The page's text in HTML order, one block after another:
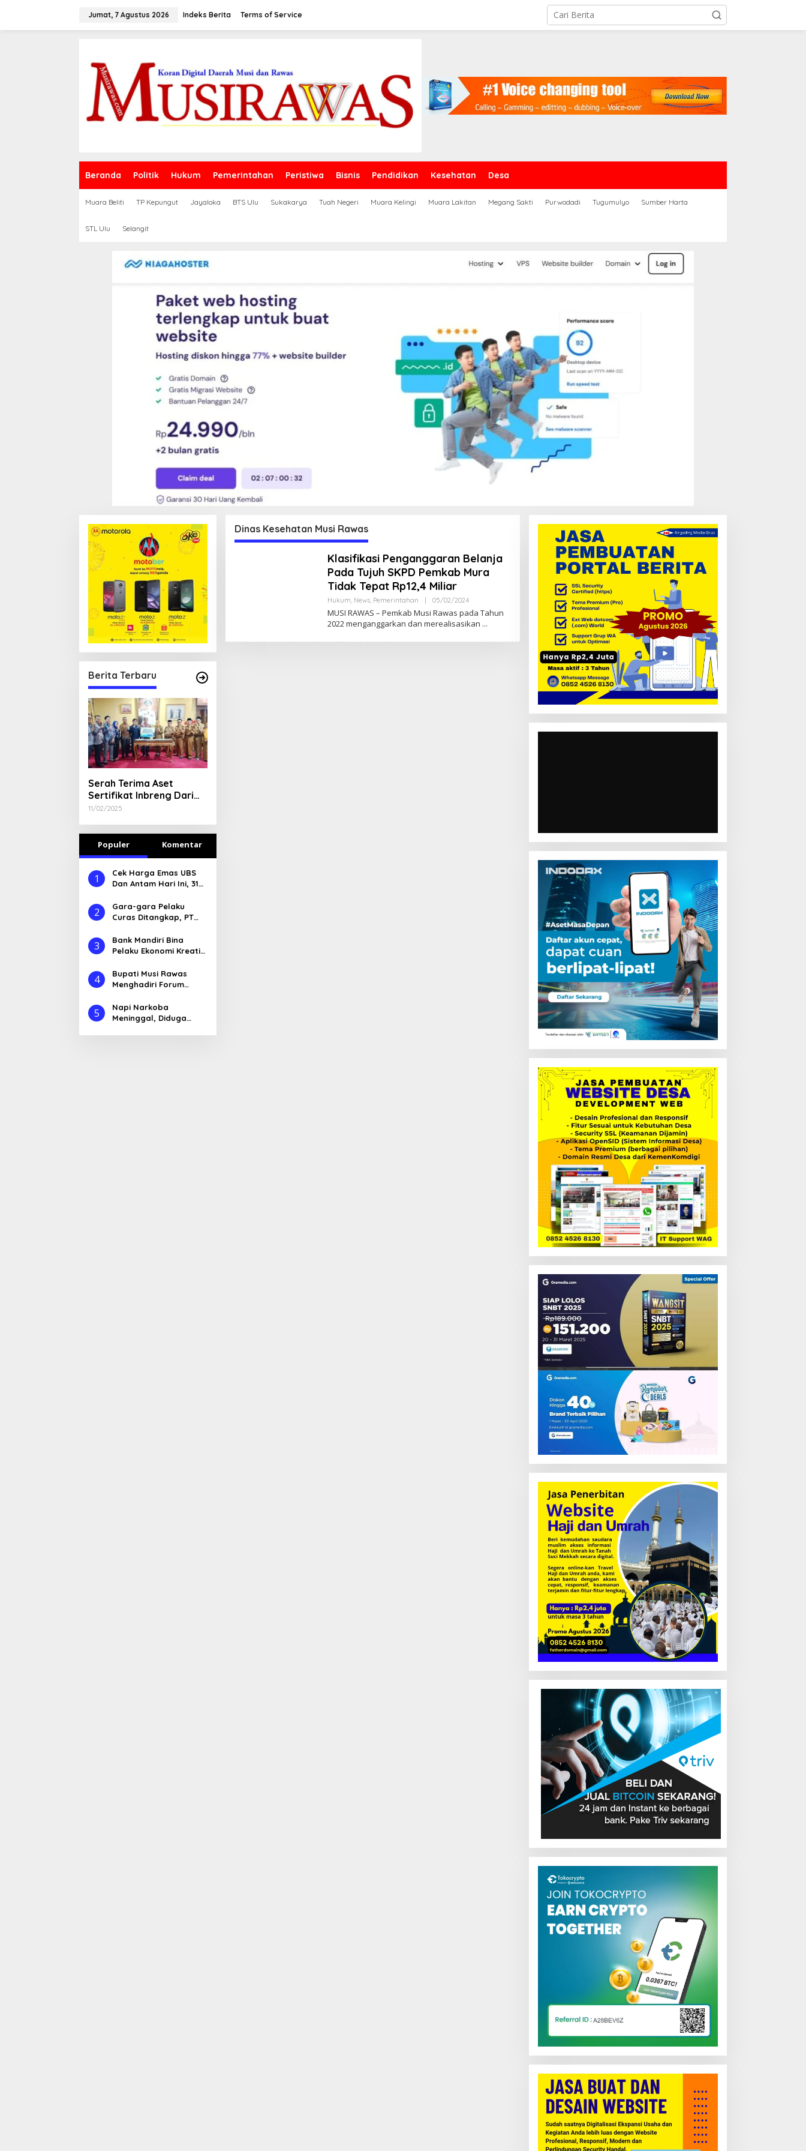
Jumat, 7 Agustus 2026 Indeks Berita Terms of Service
Beranda Politik Hukum Pemerintahan Peristiwa Bisnis Pendidikan Kesehatan Desa
Muara Beliti TP Kepungut Jayaloka BTS Ulu Sukakarya Tuah Negeri Muara Kelingi Muara Lakitan Megang Sakti Purwodadi Tugumulyo Sumber Harta
STL Ulu Selangit
Berita Terbaru
Serah Terima Aset
Sertifikat Inbreng Dari
Pemerintah Kabupaten
Sumsel Babel
11/02/2025
Populer Komentar
1
Cek Harga Emas UBS
Dan Antam Hari Ini, 31
2
Gara-gara Pelaku
Curas Ditangkap, PT
3
Bank Mandiri Bina
Pelaku Ekonomi Kreatif
4
Bupati Musi Rawas
Menghadiri Forum
Penyusunan RKPD
Tahun 2026
5
Napi Narkoba
Meninggal, Diduga
Dinas Kesehatan Musi Rawas
Klasifikasi Penganggaran Belanja
Pada Tujuh SKPD Pemkab Mura
Tidak Tepat Rp12,4 Miliar
Hukum, News, Pemerintahan 05/02/2024O
E
H
D
MUSI RAWAS – Pemkab Musi Rawas pada Tahun
2022 menganggarkan dan merealisasikan